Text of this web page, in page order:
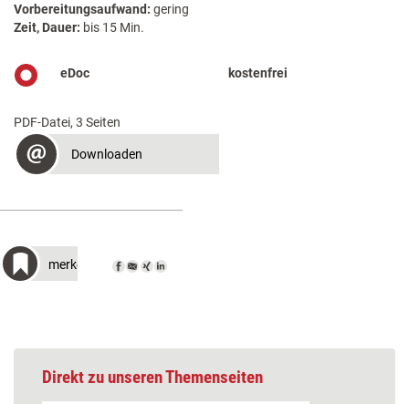
Vorbereitungsaufwand: gering
Zeit, Dauer: bis 15 Min.
eDoc kostenfrei
PDF-Datei, 3 Seiten
Downloaden
merken
Direkt zu unseren Themenseiten